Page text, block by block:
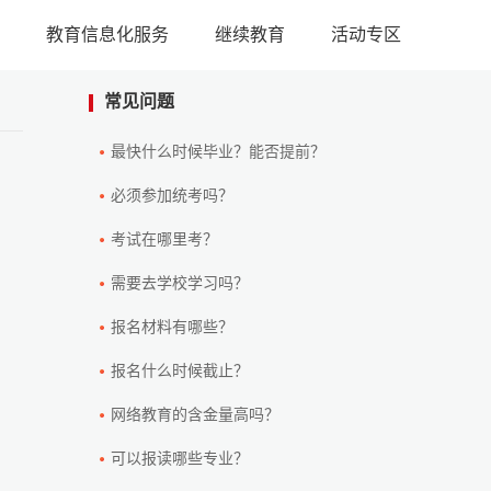
教育信息化服务 继续教育 活动专区
常见问题
最快什么时候毕业？能否提前？
必须参加统考吗？
考试在哪里考？
需要去学校学习吗？
报名材料有哪些？
报名什么时候截止？
网络教育的含金量高吗？
可以报读哪些专业？